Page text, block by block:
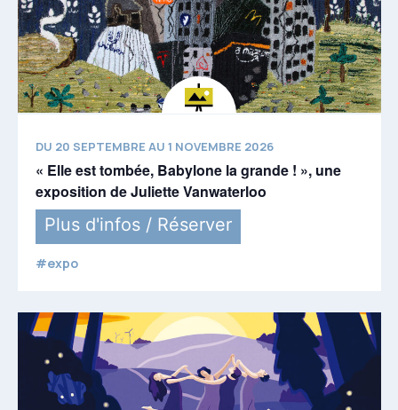
DU 20 SEPTEMBRE AU 1 NOVEMBRE 2026
« Elle est tombée, Babylone la grande ! », une
exposition de Juliette Vanwaterloo
Plus d'infos / Réserver
#expo